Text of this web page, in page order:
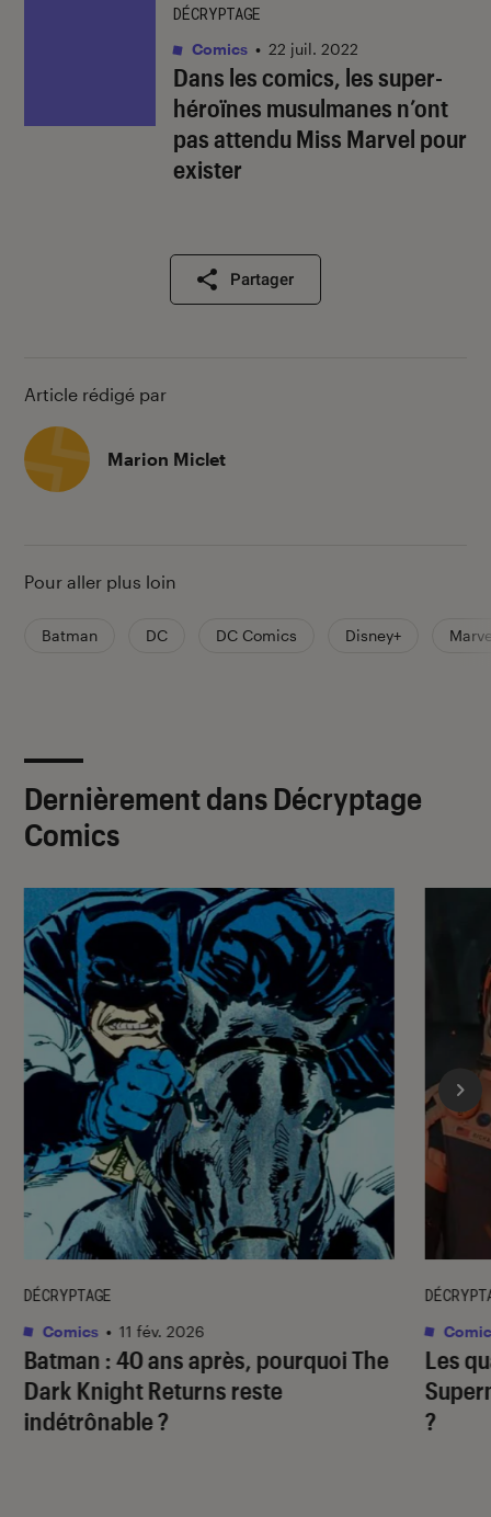
Dans les comics, les super-
héroïnes musulmanes n’ont
pas attendu Miss Marvel pour
exister
DÉCRYPTAGE
Comics • 22 juil. 2022
Partager
Article rédigé par
Marion Miclet
Pour aller plus loin
Batman DC DC Comics Disney+
Dernièrement dans Décryptage
Comics
Batman : 40 ans après, pourquoiThe
Dark Knight Returns reste
indétrônable ?
DÉCRYPTAGE
Comics • 11 fév. 2026
Les
?